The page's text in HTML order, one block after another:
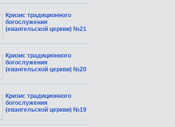
Кризис традиционного
богослужения
(евангельской церкви) №21
Кризис традиционного
богослужения
(евангельской церкви) №20
Кризис традиционного
богослужения
(евангельской церкви) №19